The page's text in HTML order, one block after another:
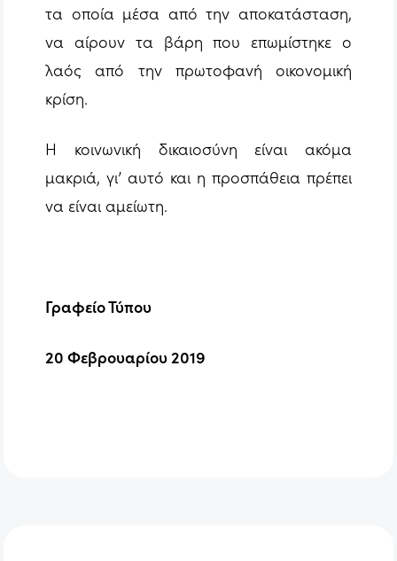
τα οποία μέσα από την αποκατάσταση,
να αίρουν τα βάρη που επωμίστηκε ο
λαός από την πρωτοφανή οικονομική
κρίση.
Η κοινωνική δικαιοσύνη είναι ακόμα
μακριά, γι’ αυτό και η προσπάθεια πρέπει
να είναι αμείωτη.
Γραφείο Τύπου
20 Φεβρουαρίου 2019